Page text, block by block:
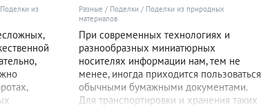
Поделки из
Разные / Поделки / Поделки из природных
материалов
При современных технологиях и
разнообразных миниатюрных
носителях информации нам, тем не
менее, иногда приходится пользоваться
обычными бумажными документами.
Для транспортировки и хранения таких